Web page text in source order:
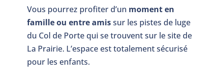
Vous pourrez profiter d’un moment en
famille ou entre amissur les pistes de luge
du Col de Porte qui se trouvent sur le site de
La Prairie. L’espace est totalement sécurisé
pour les enfants.